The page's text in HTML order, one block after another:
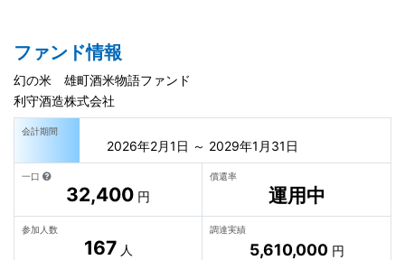
ファンド情報
幻の米 雄町酒米物語ファンド
利守酒造株式会社
会計期間
2026年2月1日 ～ 2029年1月31日
一口
32,400 円
償還率
運用中
参加人数
167 人
調達実績
5,610,000円